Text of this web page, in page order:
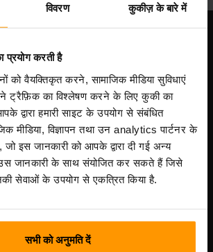
विवरण कुकीज़ के बारे में
प्रयोग करती है
को वैयक्तिकृत करने, सामाजिक मीडिया सुविधाएं
ट्रैफ़िक का विश्लेषण करने के लिए कुकी का
द्वारा हमारी साइट के उपयोग से संबंधित
मीडिया, विज्ञापन तथा उन analytics पार्टनर के
इस जानकारी को आपके द्वारा दी गई अन्य
जानकारी के साथ संयोजित कर सकते हैं जिसे
सेवाओं के उपयोग से एकत्रित किया है.
सभी को अनुमति दें
OÜ
Tallinn, Kesklinna linnaosa,
10152